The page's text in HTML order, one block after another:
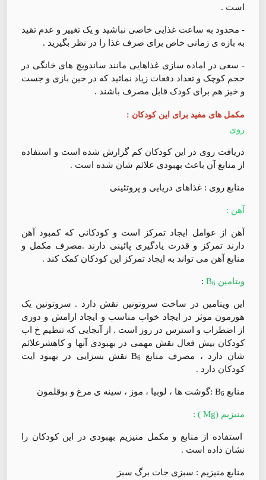
است .
- محدود به ساعت غذایی خاصی نباشید ‌و یک تغییر و عدم تقید
به بازه ی زمانی خاص برای صرف غذا را در نظر بگیرید .
- سعی در اماده سازی غذاهایی مانند ساندویچ های خانگی در
حجم کوچک و تعداد دفعات زیاد نمائید که در حین بازی و جست
و خیز هم برای کودک قابل مصرف باشند .
مکمل های مفید برای این کودکان :
روی
دریافت روی در این کودکان کم گزارش شده است و استفاده
از منابع آن باعث بهبودی علائم شان شده است .
منابع روی : غذاهای دریایی و پروتئینی
آهن :
آهن از عوامل ایجاد تمرکز است و کودکانی که کمبود آهن
دارند تمرکز و قدرت یادگیری پائینی دارند .‌مصرف مکمل و
منابع آهن می تواند به ایجاد تمرکز این کودکان کمک کند .
ویتامین B 6
:
این ویتامین در ساخت سروتونین نقش دارد . سروتونین یک
هورمون موثر در ایجاد خواب مناسب و ایجاد ارامش و دوری
از اضطراب و استرس در روز است . از آنجایی که تنظیم خ اب
کودکان بیش فعال نقش مهمی در بهبودی آنها و کاهشرعلائم
شان دارد ، مصرف منابع B
6
نقش بسزایی در بهبود ایت
کودکان دارد .
منابع B 6 :گوشت ها ، لوبیا ، موز ، سینه ی مرغ و بوقلمون
منیزیم (Mg ) :
استفاده از منابع و مکمل منیزیم بهبودی در این کودکان را
نشان داده است .
منابع منیزیم : سبزی جات برگ سبز